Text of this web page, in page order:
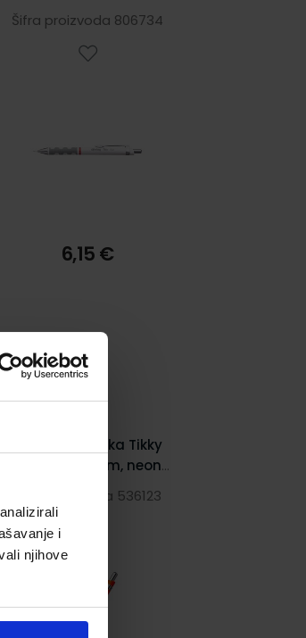
i
njihove
Šifra proizvoda 806734
6,15 €
Olovka tehnička Tikky
Rotring 0.5 mm, neon
Šifra proizvoda 536123